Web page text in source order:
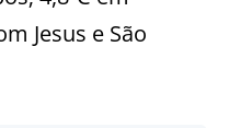
Jesus e São